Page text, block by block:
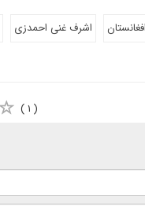
افغانستان اشرف غنی احمدزی
( ۱ )